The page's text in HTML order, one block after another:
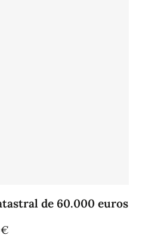
de 60.000 euros
€